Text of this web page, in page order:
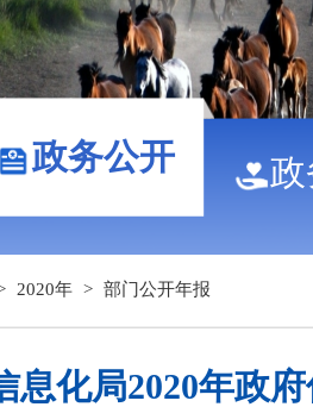
政务公开
2020年 > 部门公开年报
息化局2020年政